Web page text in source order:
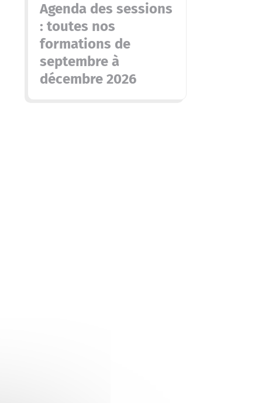
Agenda des sessions
: toutes nos
formations de
septembre à
décembre 2026